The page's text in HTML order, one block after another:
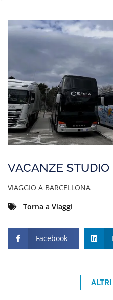
VACANZE STUDIO
VIAGGIO A BARCELLONA
Torna a Viaggi
Facebook